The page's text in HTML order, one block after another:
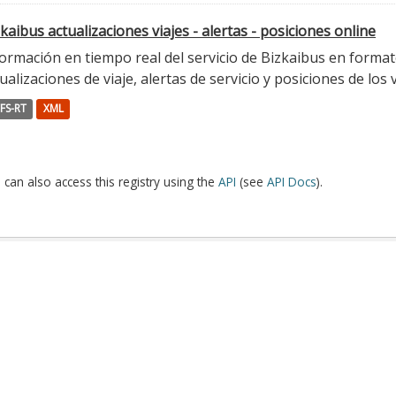
actualizaciones viajes - alertas - posiciones online
en tiempo real del servicio de Bizkaibus en
de viaje, alertas de servicio y posiciones de los
RT XML
can also access this registry using the API (see API Docs).